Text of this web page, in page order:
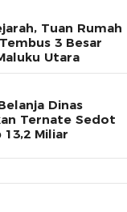
Tuan Rumah
3 Besar
Utara
Dinas
Ternate Sedot
13,2 Miliar